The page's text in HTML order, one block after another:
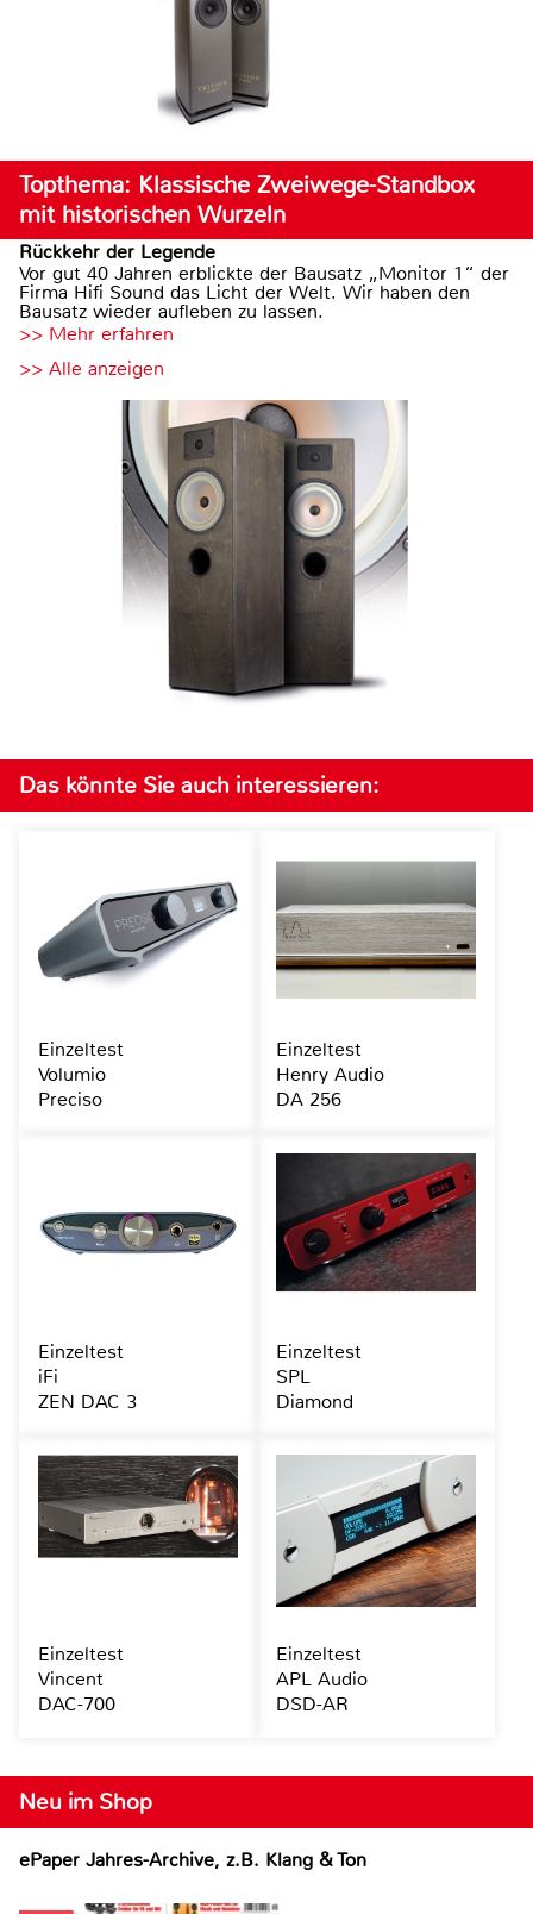
Topthema: Klassische Zweiwege-Standbox
mit historischen Wurzeln
Rückkehr der Legende
Vor gut 40 Jahren erblickte der Bausatz „Monitor 1“ der
Firma Hifi Sound das Licht der Welt. Wir haben den
Bausatz wieder aufleben zu lassen.
>> Mehr erfahren
>> Alle anzeigen
Neu im Shop
ePaper Jahres-Archive, z.B. Klang & Ton
Das könnte Sie auch interessieren:
Einzeltest
Volumio
Preciso
Einzeltest
Henry Audio
DA 256
Einzeltest
iFi
ZEN DAC 3
Einzeltest
SPL
Diamond
Einzeltest
Vincent
DAC-700
Einzeltest
APL Audio
DSD-AR